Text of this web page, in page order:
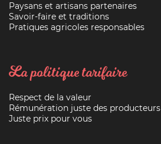
Paysans et artisans partenaires
Savoir-faire et traditions
Pratiques agricoles responsables
La politique tarifaire
Respect de la valeur
Rémunération juste des producteurs
Juste prix pour vous